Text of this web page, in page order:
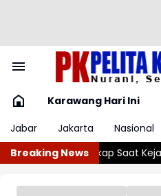
Karawang Hari Ini
Jabar
Jakarta Nasional
Breaking News
Penembakan di Festival